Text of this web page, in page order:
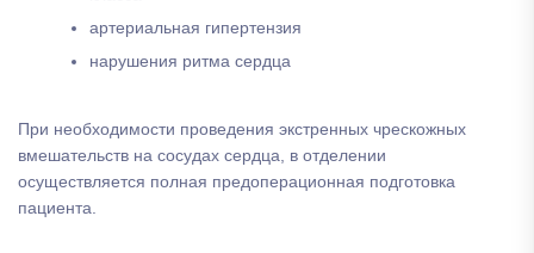
артериальная гипертензия
нарушения ритма сердца
При необходимости проведения экстренных чрескожных
вмешательств на сосудах сердца, в отделении
осуществляется полная предоперационная подготовка
пациента.